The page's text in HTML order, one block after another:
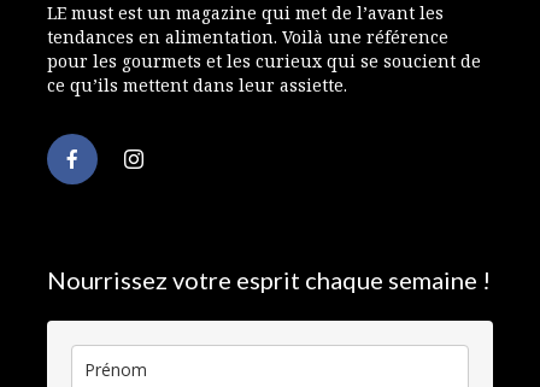
LE must est un magazine qui met de l’avant les
tendances en alimentation. Voilà une référence
pour les gourmets et les curieux qui se soucient de
ce qu’ils mettent dans leur assiette.
Nourrissez votre esprit chaque semaine !